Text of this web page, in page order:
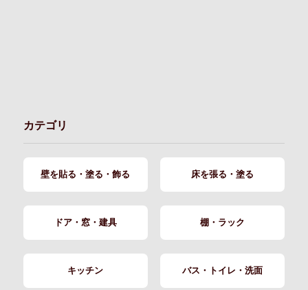
カテゴリ
壁を貼る・塗る・飾る 床を張る・塗る
ドア・窓・建具 棚・ラック
キッチン バス・トイレ・洗面